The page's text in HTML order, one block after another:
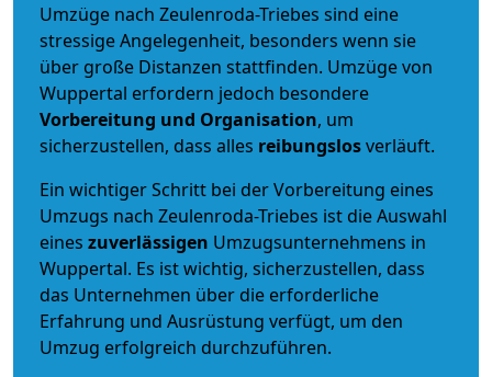
Umzüge nach Zeulenroda-Triebes sind eine
stressige Angelegenheit, besonders wenn sie
über große Distanzen stattfinden. Umzüge von
Wuppertal erfordern jedoch besondere
Vorbereitung und Organisation, um
sicherzustellen, dass alles reibungslosverläuft.
Ein wichtiger Schritt bei der Vorbereitung eines
Umzugs nach Zeulenroda-Triebes ist die Auswahl
eines zuverlässigen Umzugsunternehmens in
Wuppertal. Es ist wichtig, sicherzustellen, dass
das Unternehmen über die erforderliche
Erfahrung und Ausrüstung verfügt, um den
Umzug erfolgreich durchzuführen.